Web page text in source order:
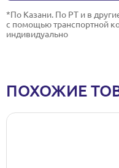
*По Казани. По РТ и в
с помощью транспортной
индивидуально
ПОХОЖИЕ